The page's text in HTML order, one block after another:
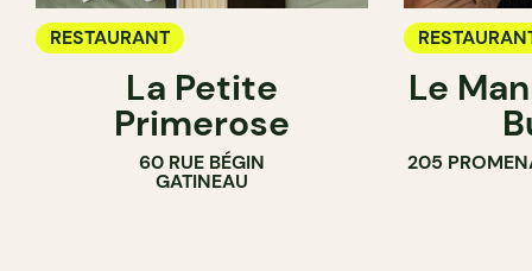
RESTAURANT
La Petite
Primerose
60 RUE BÉGIN
GATINEAU
Le
205